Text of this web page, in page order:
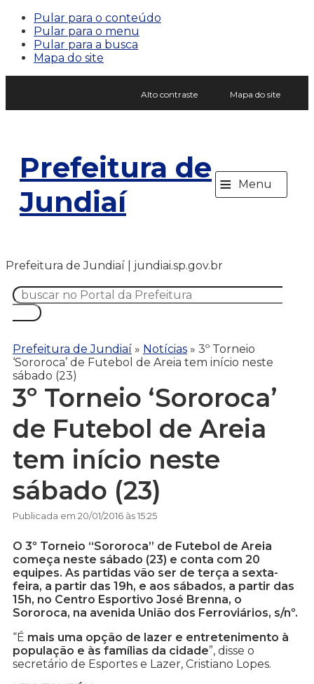
Pular para o conteúdo
Pular para o menu
Pular para a busca
Mapa do site
Alto contraste Mapa do site
Prefeitura de
Jundiaí
≡ Menu
Prefeitura de Jundiaí | jundiai.sp.gov.br
Prefeitura de Jundiaí » Notícias » 3º Torneio
‘Sororoca’ de Futebol de Areia tem início neste
sábado (23)
3º Torneio ‘Sororoca’
de Futebol de Areia
tem início neste
sábado (23)
Publicada em 20/01/2016 às 15:25
O 3º Torneio “Sororoca” de Futebol de Areia
começa neste sábado (23) e conta com 20
equipes. As partidas vão ser de terça a sexta-
feira, a partir das 19h, e aos sábados, a partir das
15h, no Centro Esportivo José Brenna, o
Sororoca, na avenida União dos Ferroviários, s/nº.
“É mais uma opção de lazer e entretenimento à
população e às famílias da cidade”, disse o
secretário de Esportes e Lazer, Cristiano Lopes.